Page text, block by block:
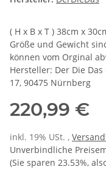
( H x B x T ) 38cm x
Größe und Gewicht
können vom Orginal
Hersteller: Der Die
17, 90475 Nürnberg
220,99 €
inkl. 19% USt. ,
Unverbindliche
(Sie sparen 23.53%,